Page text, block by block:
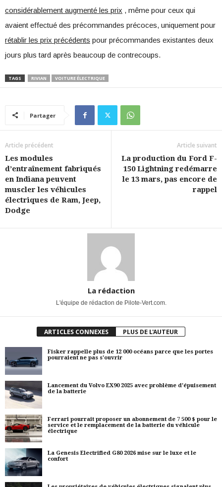
considérablement augmenté les prix , même pour ceux qui
avaient effectué des précommandes précoces, uniquement pour
rétablir les prix précédents pour précommandes existantes deux
jours plus tard après beaucoup de contrecoups.
TAGS RIVIAN VOITURE ÉLECTRIQUE
Partager
Article précédent
Les modules
d’entraînement fabriqués
en Indiana peuvent
muscler les véhicules
électriques de Ram, Jeep,
Dodge
Article suivant
La production du Ford F-
150 Lightning redémarre
le 13 mars, pas encore de
rappel
La rédaction
L'équipe de rédaction de Pilote-Vert.com.
ARTICLES CONNEXES PLUS DE L'AUTEUR
Fisker rappelle plus de 12 000 océans parce que les portes
pourraient ne pas s'ouvrir
Lancement du Volvo EX90 2025 avec problème d'épuisement
de la batterie
Ferrari pourrait proposer un abonnement de 7 500 $ pour le
service et le remplacement de la batterie du véhicule
électrique
La Genesis Electrified G80 2026 mise sur le luxe et le
confort